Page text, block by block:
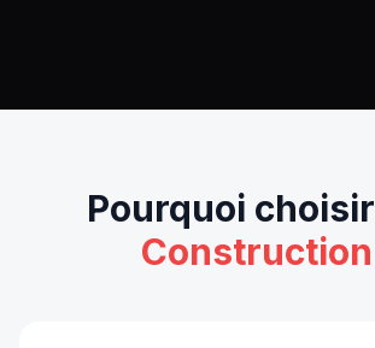
Pourquoi choisir
Construction